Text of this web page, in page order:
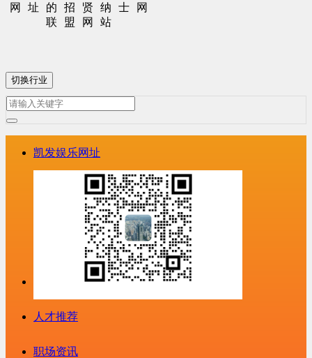
网址的招贤纳士网
联盟网站
切换行业
凯发娱乐网址
人才推荐
职场资讯